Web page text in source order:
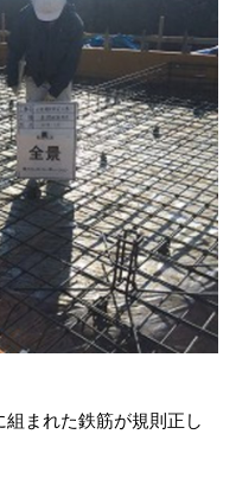
まれた鉄筋が規則正し